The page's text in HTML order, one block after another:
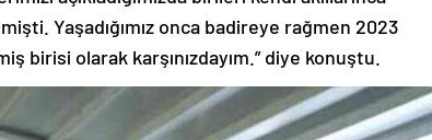
Yaşadığımız onca badireye rağmen 2023
birisi olarak karşınızdayım.” diye konuştu.